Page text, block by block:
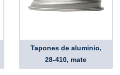
Tapones de aluminio,
28-410, mate